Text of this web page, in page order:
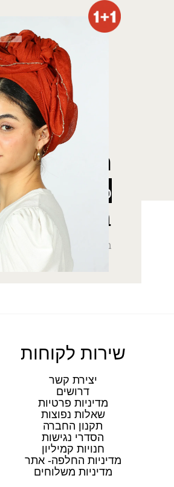
מטפחת מיטל
רוצה
5% הנחה
בהרשמה
בואי להתעדכן בחדשות הכי
שירות לקוחות
יצירת קשר
דרושים
מדיניות פרטיות
שאלות נפוצות
תקנון החברה
הסדרי נגישות
חנויות קמיליון
מדיניות החלפה- אתר
מדיניות משלוחים